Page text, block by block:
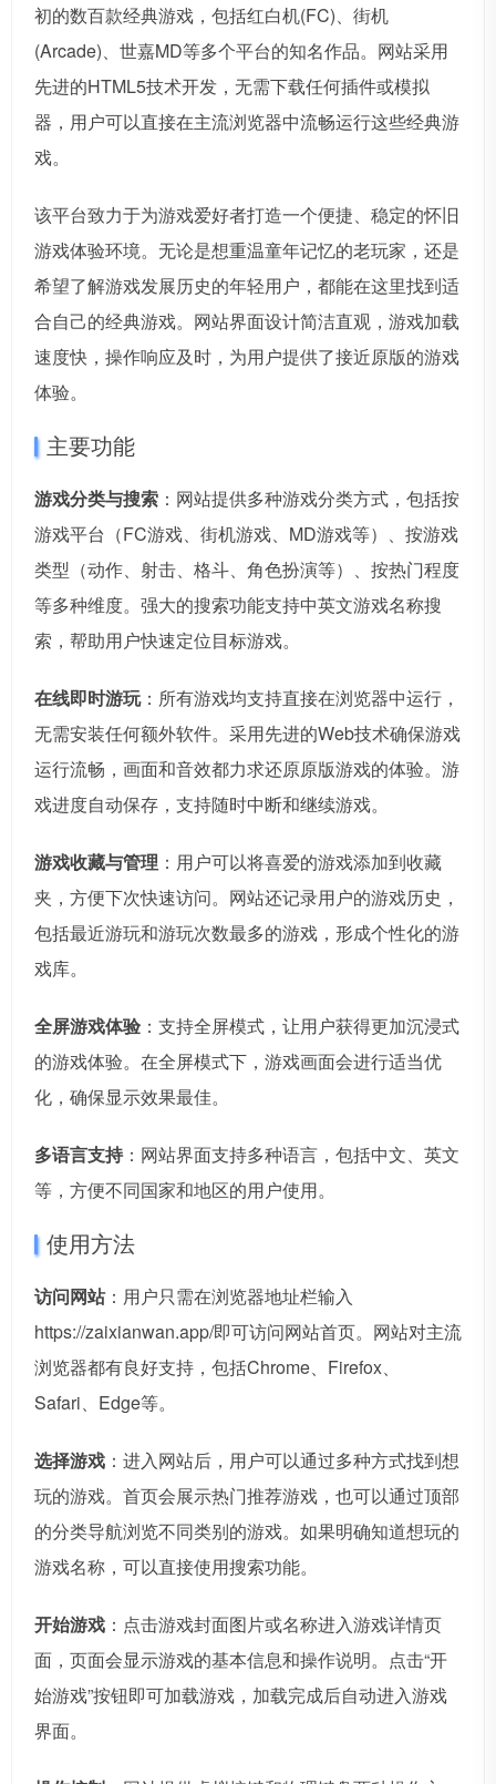
初的数百款经典游戏，包括红白机(FC)、街机
(Arcade)、世嘉MD等多个平台的知名作品。网站采用
先进的HTML5技术开发，无需下载任何插件或模拟
器，用户可以直接在主流浏览器中流畅运行这些经典游
戏。
该平台致力于为游戏爱好者打造一个便捷、稳定的怀旧
游戏体验环境。无论是想重温童年记忆的老玩家，还是
希望了解游戏发展历史的年轻用户，都能在这里找到适
合自己的经典游戏。网站界面设计简洁直观，游戏加载
速度快，操作响应及时，为用户提供了接近原版的游戏
体验。
主要功能
游戏分类与搜索 ：网站提供多种游戏分类方式，包括按
游戏平台（FC游戏、街机游戏、MD游戏等）、按游戏
类型（动作、射击、格斗、角色扮演等）、按热门程度
等多种维度。强大的搜索功能支持中英文游戏名称搜
索，帮助用户快速定位目标游戏。
在线即时游玩：所有游戏均支持直接在浏览器中运行，
无需安装任何额外软件。采用先进的Web技术确保游戏
运行流畅，画面和音效都力求还原原版游戏的体验。游
戏进度自动保存，支持随时中断和继续游戏。
游戏收藏与管理 ：用户可以将喜爱的游戏添加到收藏
夹，方便下次快速访问。网站还记录用户的游戏历史，
包括最近游玩和游玩次数最多的游戏，形成个性化的游
戏库。
全屏游戏体验 ：支持全屏模式，让用户获得更加沉浸式
的游戏体验。在全屏模式下，游戏画面会进行适当优
化，确保显示效果最佳。
多语言支持 ：网站界面支持多种语言，包括中文、英文
等，方便不同国家和地区的用户使用。
使用方法
访问网站：用户只需在浏览器地址栏输入
https://zaixianwan.app/即可访问网站首页。网站对主流
浏览器都有良好支持，包括Chrome、Firefox、
Safari、Edge等。
选择游戏 ：进入网站后，用户可以通过多种方式找到想
玩的游戏。首页会展示热门推荐游戏，也可以通过顶部
的分类导航浏览不同类别的游戏。如果明确知道想玩的
游戏名称，可以直接使用搜索功能。
开始游戏 ：点击游戏封面图片或名称进入游戏详情页
面，页面会显示游戏的基本信息和操作说明。点击“开
始游戏”按钮即可加载游戏，加载完成后自动进入游戏
界面。